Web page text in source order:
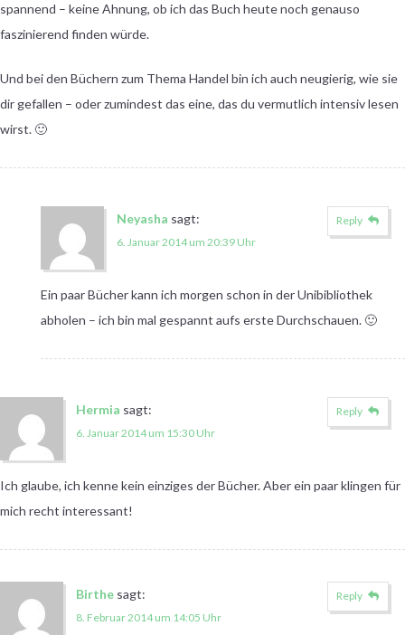
spannend – keine Ahnung, ob ich das Buch heute noch genauso
faszinierend finden würde.
Und bei den Büchern zum Thema Handel bin ich auch neugierig, wie sie
dir gefallen – oder zumindest das eine, das du vermutlich intensiv lesen
wirst. 🙂
Neyasha sagt:
6. Januar 2014 um 20:39 Uhr
Ein paar Bücher kann ich morgen schon in der Unibibliothek
abholen – ich bin mal gespannt aufs erste Durchschauen. 🙂
Reply
Hermia sagt:
6. Januar 2014 um 15:30 Uhr
Ich glaube, ich kenne kein einziges der Bücher. Aber ein paar klingen für
mich recht interessant!
Reply
Birthe sagt:
8. Februar 2014 um 14:05 Uhr
Reply